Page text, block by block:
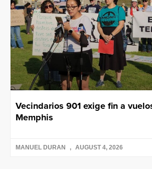
Vecindarios 901 exige fin a
Memphis
MANUEL DURAN AUGUST 4, 2026